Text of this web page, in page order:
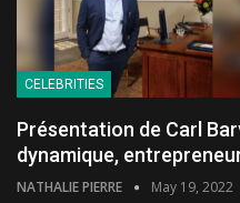
CELEBRITIES
Présentation de Carl
dynamique,
NATHALIE PIERRE May 19, 2022